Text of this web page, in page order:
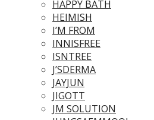
HAPPY BATH
HEIMISH
I’M FROM
INNISFREE
ISNTREE
J’SDERMA
JAYJUN
JIGOTT
JM SOLUTION